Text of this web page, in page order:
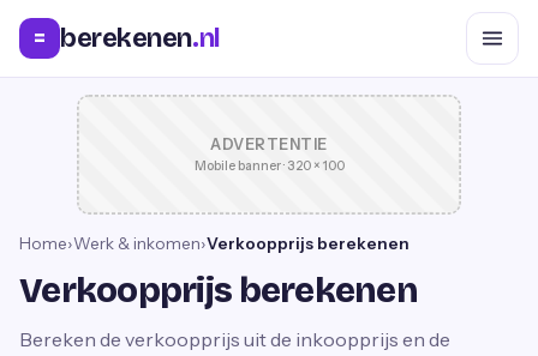
= berekenen.nl
ADVERTENTIE
Mobile banner · 320 × 100
Home›Werk & inkomen›Verkoopprijs berekenen
Verkoopprijs berekenen
Bereken de verkoopprijs uit de inkoopprijs en de